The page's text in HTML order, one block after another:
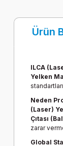
Ürün
ILCA
Yelken
Neden
(Laser)
Çıtası
zarar
Global